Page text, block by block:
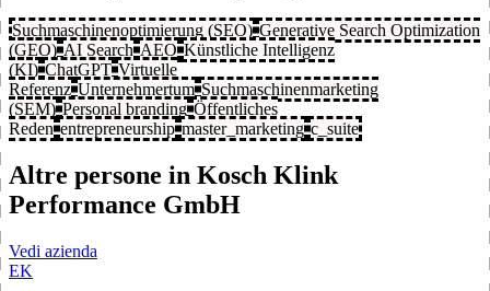
Suchmaschinenoptimierung (SEO) Generative Search Optimization
(GEO) AI Search AEO Künstliche Intelligenz
(KI) ChatGPT Virtuelle
Referenz Unternehmertum Suchmaschinenmarketing
(SEM) Personal branding Öffentliches
Reden entrepreneurship master_marketing c_suite
Altre persone in Kosch Klink
Performance GmbH
Vedi azienda
EK